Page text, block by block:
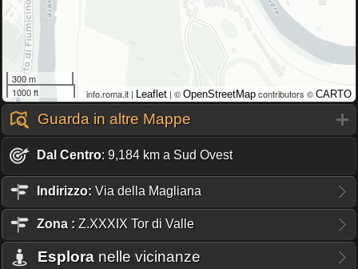
300 m
1000 ft
info.roma.it | Leaflet | © OpenStreetMap contributors © CARTO
Guarda in altre Mappe
Dal Centro: 9,184 km a Sud Ovest
Indirizzo: Via della Magliana
Zona : Z.XXXIX Tor di Valle
Esplora nelle vicinanze